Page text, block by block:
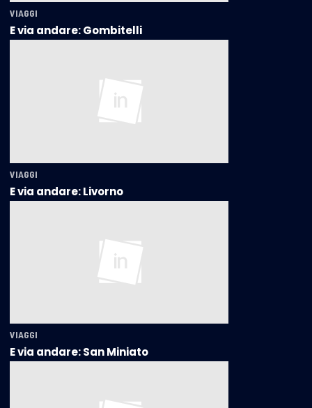
VIAGGI
E via andare: Gombitelli
VIAGGI
E via andare: Livorno
VIAGGI
E via andare: San Miniato